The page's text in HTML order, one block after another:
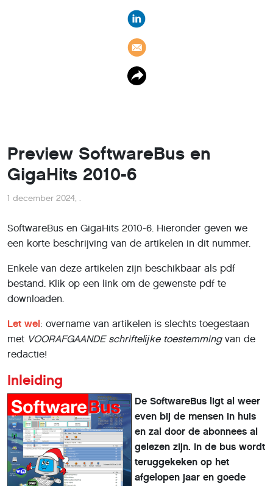
Preview SoftwareBus en
GigaHits 2010-6
1 december 2024, .
SoftwareBus en GigaHits 2010-6. Hieronder geven we
een korte beschrijving van de artikelen in dit nummer.
Enkele van deze artikelen zijn beschikbaar als pdf
bestand. Klik op een link om de gewenste pdf te
downloaden.
Let wel: overname van artikelen is slechts toegestaan
met VOORAFGAANDE schriftelĳke toestemmingvan de
redactie!
Inleiding
De SoftwareBus ligt al weer
even bij de mensen in huis
en zal door de abonnees al
gelezen zijn. In de bus wordt
teruggekeken op het
afgelopen jaar en goede